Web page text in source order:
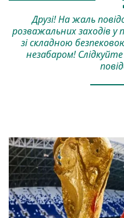
Друзі! На жаль
розважальних заходів у
зі складною
незабаром!